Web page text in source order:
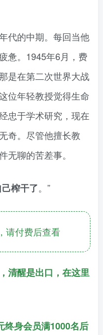
代的中期。每回当他
惫。1945年6月，费
是在第二次世界大战
位年轻教授觉得生命
忠于学术研究，现在
奇。尽管他擅长教
无聊的苦差事。
榨干了。”
请付费后查看
清醒是出口，在这里
终身会员满1000名后